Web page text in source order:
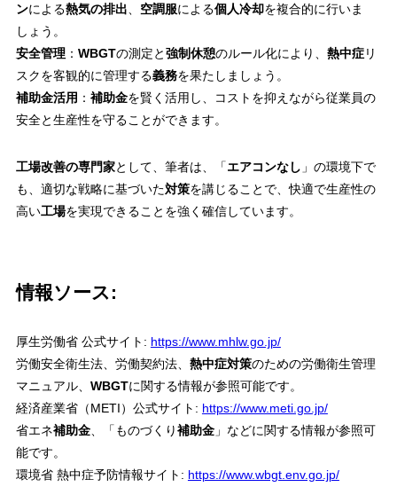
ンによる熱気の排出 空調服による個人冷却を複合的に行いま
しょう。
安全管理： WBGTの測定と強制休憩のルール化により、 熱中症リ
スクを客観的に管理する義務を果たしましょう。
補助金活用 ： 補助金を賢く活用し、コストを抑えながら従業員の
安全と生産性を守ることができます。
工場改善の専門家として、筆者は、「エアコンなし 」の環境下で
も、適切な戦略に基づいた対策を講じることで、快適で生産性の
高い工場を実現できることを強く確信しています。
情報ソース:
厚生労働省 公式サイト: https://www.mhlw.go.jp/
労働安全衛生法、労働契約法、 熱中症対策のための労働衛生管理
マニュアル、 WBGTに関する情報が参照可能です。
経済産業省（METI）公式サイト: https://www.meti.go.jp/
省エネ補助金、「ものづくり補助金」などに関する情報が参照可
能です。
環境省 熱中症予防情報サイト: https://www.wbgt.env.go.jp/